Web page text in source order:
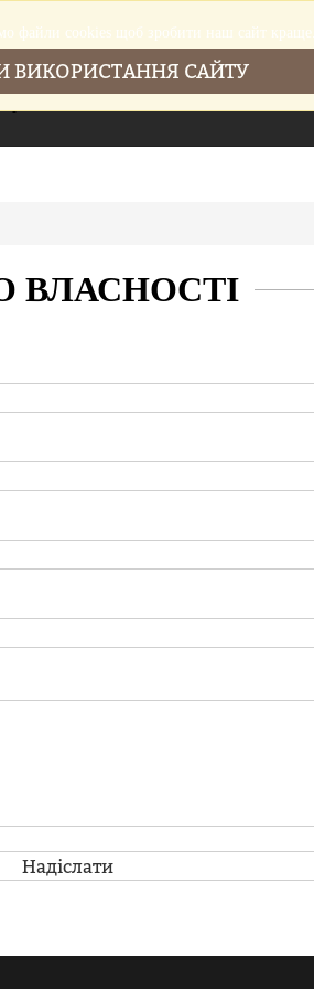
Новини Cтатті
ВЛАСНОСТІ
файли cookies щоб зробити наш сайт краще.
ВИКОРИСТАННЯ САЙТУ